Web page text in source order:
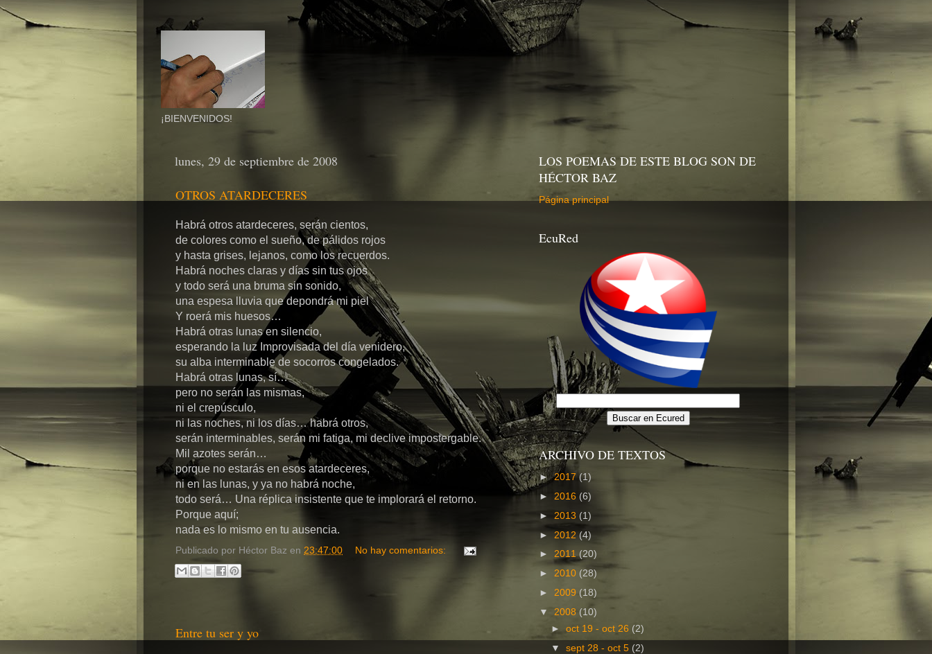
¡BIENVENIDOS!
lunes, 29 de septiembre de 2008
OTROS ATARDECERES
Habrá otros atardeceres, serán cientos,
de colores como el sueño, de pálidos rojos
y hasta grises, lejanos, como los recuerdos.
Habrá noches claras y días sin tus ojos
y todo será una bruma sin sonido,
una espesa lluvia que depondrá mi piel
Y roerá mis huesos…
Habrá otras lunas en silencio,
esperando la luz Improvisada del día venidero,
su alba interminable de socorros congelados.
Habrá otras lunas, sí…
pero no serán las mismas,
ni el crepúsculo,
ni las noches, ni los días… habrá otros,
serán interminables, serán mi fatiga, mi declive impostergable.
Mil azotes serán…
porque no estarás en esos atardeceres,
ni en las lunas, y ya no habrá noche,
todo será… Una réplica insistente que te implorará el retorno.
Porque aquí;
nada es lo mismo en tu ausencia.
Publicado por Héctor Baz en 23:47:00 No hay comentarios:
Entre tu ser y yo
LOS POEMAS DE ESTE BLOG SON DE
HÉCTOR BAZ
Página principal
EcuRed
ARCHIVO DE TEXTOS
►2017(1)
► 2016 (6)
► 2013 (1)
► 2012 (4)
► 2011(20)
► 2010 (28)
► 2009 (18)
▼ 2008 (10)
►oct 19 - oct 26 (2)
▼sept 28 - oct 5 (2)